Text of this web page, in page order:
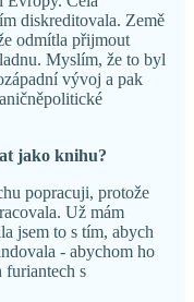
diskreditovala. Země
odmítla přijmout
Myslím, že to byl
vývoj a pak
jako knihu?
popracuji, protože
Už mám
jsem to s tím, abych
- abychom ho
furiantech s